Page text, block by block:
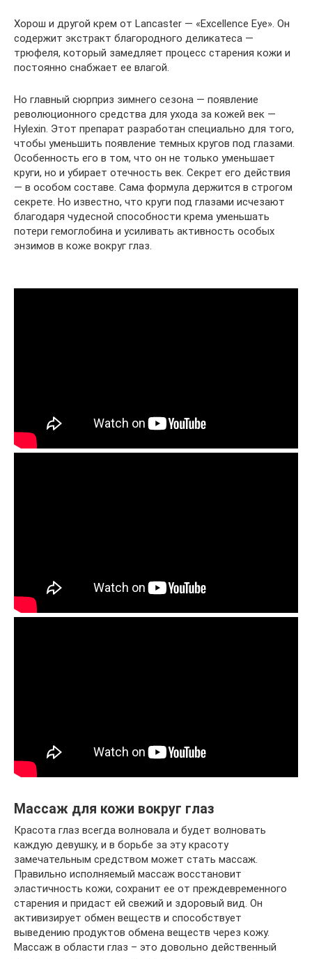
Хорош и другой крем от Lancaster — «Excellence Eye». Он
содержит экстракт благородного деликатеса —
трюфеля, который замедляет процесс старения кожи и
постоянно снабжает ее влагой.
Но главный сюрприз зимнего сезона — появление
революционного средства для ухода за кожей век —
Hylexin. Этот препарат разработан специально для того,
чтобы уменьшить появление темных кругов под глазами.
Особенность его в том, что он не только уменьшает
круги, но и убирает отечность век. Секрет его действия
— в особом составе. Сама формула держится в строгом
секрете. Но известно, что круги под глазами исчезают
благодаря чудесной способности крема уменьшать
потери гемоглобина и усиливать активность особых
энзимов в коже вокруг глаз.
Массаж для кожи вокруг глаз
Красота глаз всегда волновала и будет волновать
каждую девушку, и в борьбе за эту красоту
замечательным средством может стать массаж.
Правильно исполняемый массаж восстановит
эластичность кожи, сохранит ее от преждевременного
старения и придаст ей свежий и здоровый вид. Он
активизирует обмен веществ и способствует
выведению продуктов обмена веществ через кожу.
Массаж в области глаз – это довольно действенный